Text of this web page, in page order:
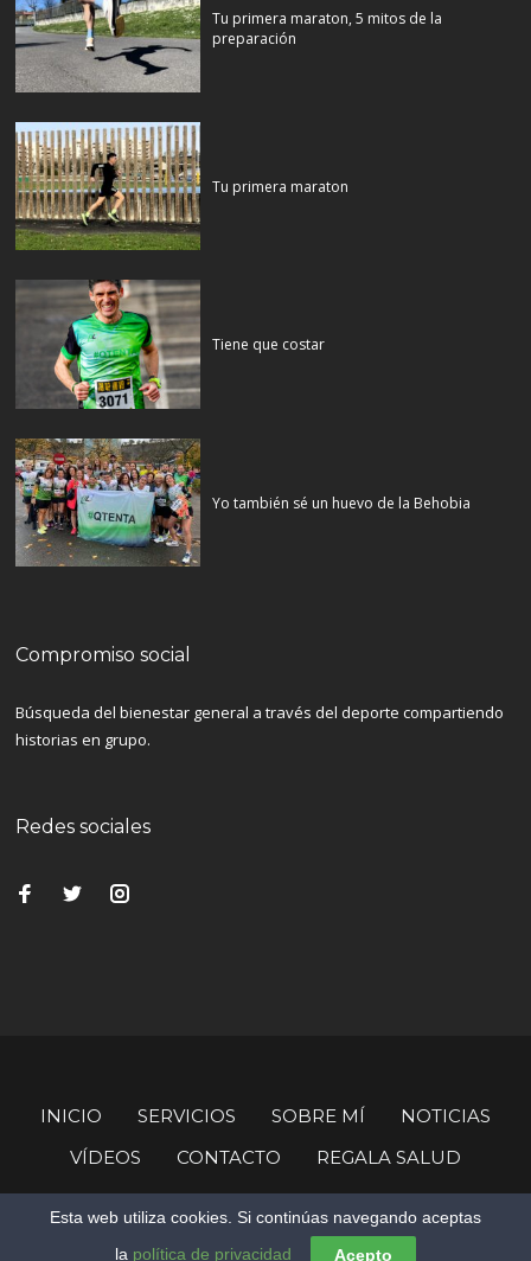
Tu primera maraton, 5 mitos de la
preparación
Tu primera maraton
Tiene que costar
Yo también sé un huevo de la Behobia
Compromiso social
Búsqueda del bienestar general a través del deporte compartiendo
historias en grupo.
Redes sociales
INICIO SERVICIOS SOBRE MÍ
NOTICIAS
VÍDEOS
CONTACTO REGALA SALUD
© Copyright Imanol Loizaga.
Esta web utiliza cookies. Si continúas navegando aceptas
la política de privacidad Acepto